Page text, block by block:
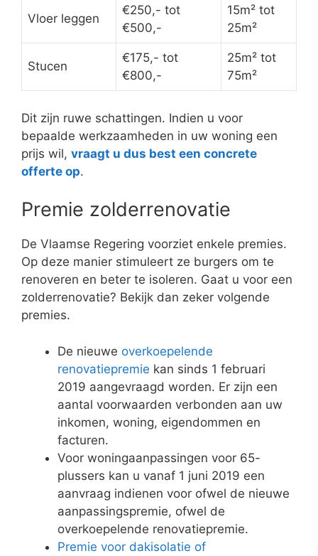
Vloer leggen
€250,- tot
€500,-
15m² tot
25m²
Stucen
€175,- tot
€800,-
25m² tot
75m²
Dit zijn ruwe schattingen. Indien u voor
bepaalde werkzaamheden in uw woning een
prijs wil, vraagt u dus best een concrete
offerte op.
Premie zolderrenovatie
De Vlaamse Regering voorziet enkele premies.
Op deze manier stimuleert ze burgers om te
renoveren en beter te isoleren. Gaat u voor een
zolderrenovatie? Bekijk dan zeker volgende
premies.
De nieuwe overkoepelende
renovatiepremie kan sinds 1 februari
2019 aangevraagd worden. Er zijn een
aantal voorwaarden verbonden aan uw
inkomen, woning, eigendommen en
facturen.
Voor woningaanpassingen voor 65-
plussers kan u vanaf 1 juni 2019 een
aanvraag indienen voor ofwel de nieuwe
aanpassingspremie, ofwel de
overkoepelende renovatiepremie.
Premie voor dakisolatie of